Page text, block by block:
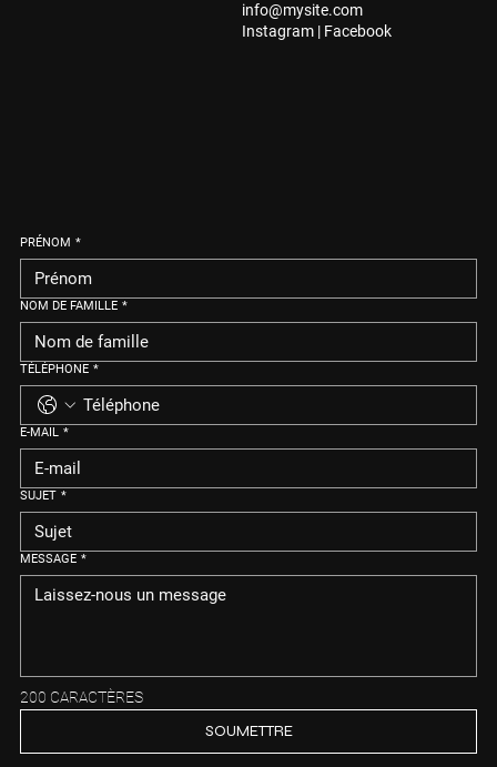
info@mysite.com
Instagram | Facebook
PRÉNOM *
NOM DE FAMILLE *
TÉLÉPHONE *
E-MAIL *
SUJET *
MESSAGE *
200 CARACTÈRES
SOUMETTRE